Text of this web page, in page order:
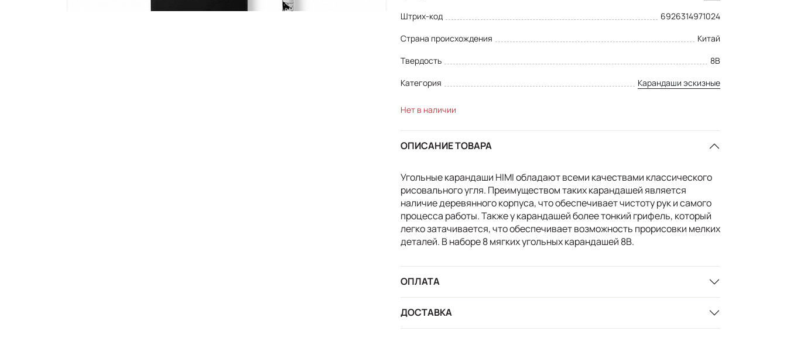
Штрих-код
6926314971024
Страна происхождения
Китай
Твердость
8B
Категория
Карандаши эскизные
Нет в наличии
ОПИСАНИЕ ТОВАРА
Угольные карандаши HIMI обладают всеми качествами классического
рисовального угля. Преимуществом таких карандашей является
наличие деревянного корпуса, что обеспечивает чистоту рук и самого
процесса работы. Также у карандашей более тонкий грифель, который
легко затачивается, что обеспечивает возможность прорисовки мелких
деталей. В наборе 8 мягких угольных карандашей 8B.
ОПЛАТА
ДОСТАВКА